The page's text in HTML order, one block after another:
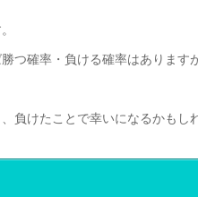
つ確率・負ける確率はありま
負けたことで幸いになるかもし